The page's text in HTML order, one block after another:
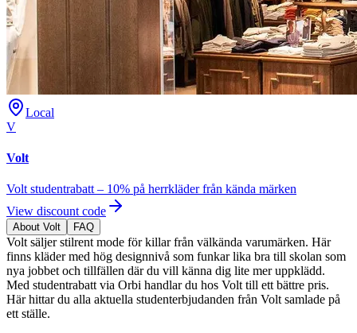
Local
V
Volt
Volt studentrabatt – 10% på herrkläder från kända märken
View discount code
About Volt FAQ
Volt säljer stilrent mode för killar från välkända varumärken. Här
finns kläder med hög designnivå som funkar lika bra till skolan som
nya jobbet och tillfällen där du vill känna dig lite mer uppklädd.
Med studentrabatt via Orbi handlar du hos Volt till ett bättre pris.
Här hittar du alla aktuella studenterbjudanden från Volt samlade på
ett ställe.